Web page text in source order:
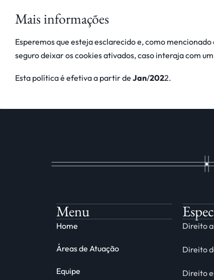
Mais informações
Esperemos que esteja esclarecido e, como
seguro deixar os cookies ativados, caso interaja com
Esta política é efetiva a partir de Jan/2022.
Menu
Home
Áreas de Atuação
Equipe
Direito
Direito
Direito